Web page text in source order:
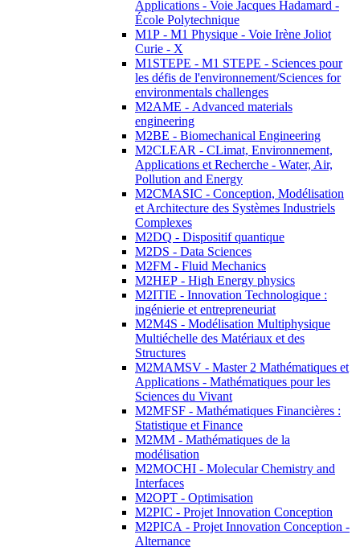
Applications - Voie Jacques Hadamard -
École Polytechnique
M1P - M1 Physique - Voie Irène Joliot
Curie - X
M1STEPE - M1 STEPE - Sciences pour
les défis de l'environnement/Sciences for
environmentals challenges
M2AME - Advanced materials
engineering
M2BE - Biomechanical Engineering
M2CLEAR - CLimat, Environnement,
Applications et Recherche - Water, Air,
Pollution and Energy
M2CMASIC - Conception, Modélisation
et Architecture des Systèmes Industriels
Complexes
M2DQ - Dispositif quantique
M2DS - Data Sciences
M2FM - Fluid Mechanics
M2HEP - High Energy physics
M2ITIE - Innovation Technologique :
ingénierie et entrepreneuriat
M2M4S - Modélisation Multiphysique
Multiéchelle des Matériaux et des
Structures
M2MAMSV - Master 2 Mathématiques et
Applications - Mathématiques pour les
Sciences du Vivant
M2MFSF - Mathématiques Financières :
Statistique et Finance
M2MM - Mathématiques de la
modélisation
M2MOCHI - Molecular Chemistry and
Interfaces
M2OPT - Optimisation
M2PIC - Projet Innovation Conception
M2PICA - Projet Innovation Conception -
Alternance